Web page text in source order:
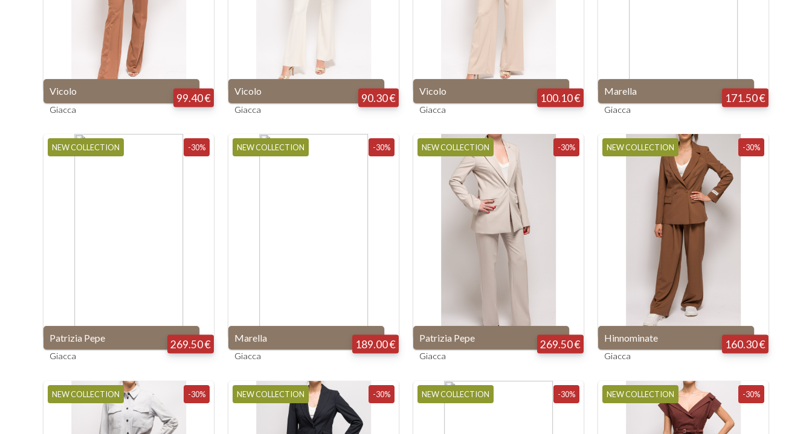
Vicolo
Giacca
99.40 €
Vicolo
Giacca
90.30 €
Vicolo
Giacca
100.10 €
Marella
Giacca
171.50 €
-30%
NEW COLLECTION
Patrizia Pepe
Giacca
269.50 €
-30%
NEW COLLECTION
Marella
Giacca
189.00 €
-30%
NEW COLLECTION
Patrizia Pepe
Giacca
269.50 €
-30%
NEW COLLECTION
Hinnominate
Giacca
160.30 €
-30%
NEW COLLECTION -30%
NEW COLLECTION -30%
NEW COLLECTION -30%
NEW COLLECTION